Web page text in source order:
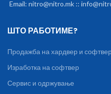
Email: nitro@nitro.mk ::
ШТО РАБОТИМЕ?
Продажба на хардвер и
Изработка на софтвер
Сервис и одржување